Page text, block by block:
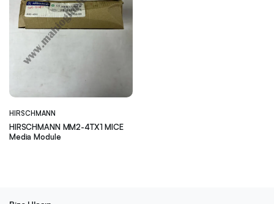
HIRSCHMANN
HIRSCHMANN MM2-4TX1 MICE
Media Module